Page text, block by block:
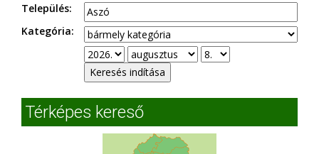
Település:
Kategória:
Térképes kereső